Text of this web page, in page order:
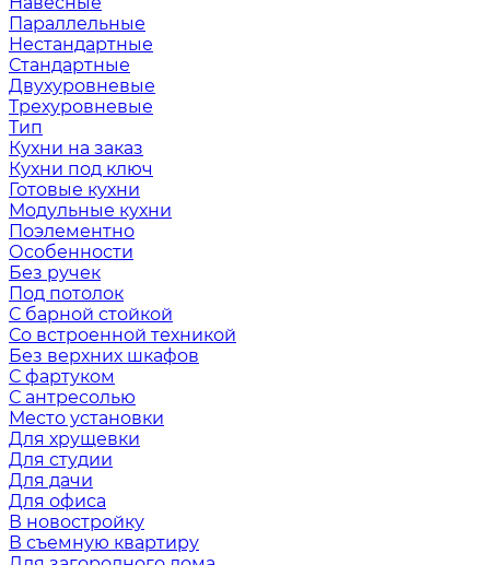
Параллельные
Нестандартные
Стандартные
Двухуровневые
Трехуровневые
Тип
Кухни на заказ
Кухни под ключ
Готовые кухни
Модульные кухни
Поэлементно
Особенности
Без ручек
Под потолок
С барной стойкой
Со встроенной техникой
Без верхних шкафов
С фартуком
С антресолью
Место установки
Для хрущевки
Для студии
Для дачи
Для офиса
В новостройку
В съемную квартиру